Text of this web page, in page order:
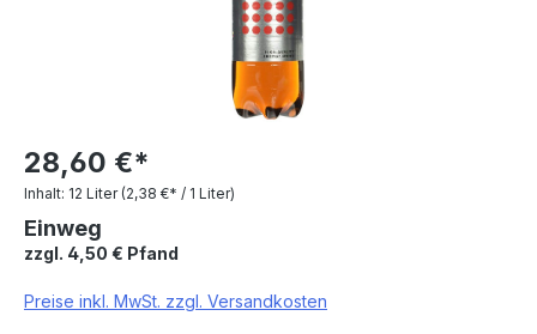
28,60 €*
Inhalt: 12 Liter (2,38 €* / 1 Liter)
Einweg
zzgl. 4,50 € Pfand
Preise inkl. MwSt. zzgl. Versandkosten